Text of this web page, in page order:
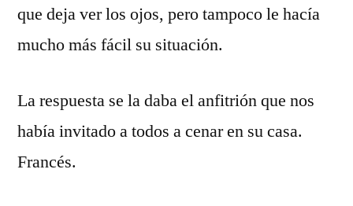
que deja ver los ojos, pero tampoco le hacía
mucho más fácil su situación.
La respuesta se la daba el anfitrión que nos
había invitado a todos a cenar en su casa.
Francés.